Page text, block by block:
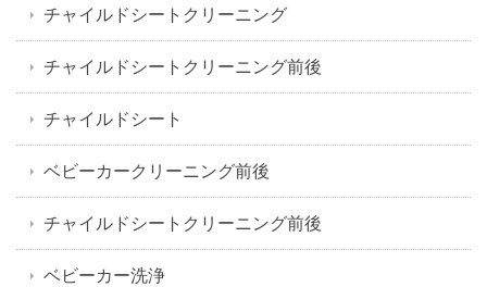
チャイルドシートクリーニング
チャイルドシートクリーニング前後
チャイルドシート
ベビーカークリーニング前後
チャイルドシートクリーニング前後
ベビーカー洗浄